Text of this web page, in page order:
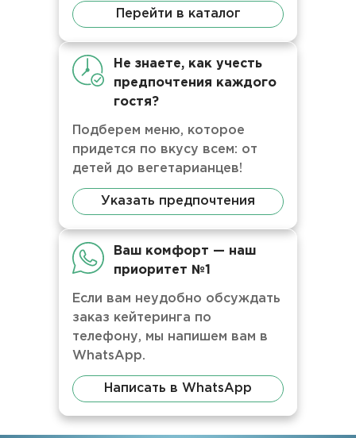
Перейти в каталог
Не знаете, как учесть
предпочтения каждого
гостя?
Подберем меню, которое
придется по вкусу всем: от
детей до вегетарианцев!
Указать предпочтения
Ваш комфорт — наш
приоритет №1
Если вам неудобно обсуждать
заказ кейтеринга по
телефону, мы напишем вам в
WhatsApp.
Написать в WhatsApp